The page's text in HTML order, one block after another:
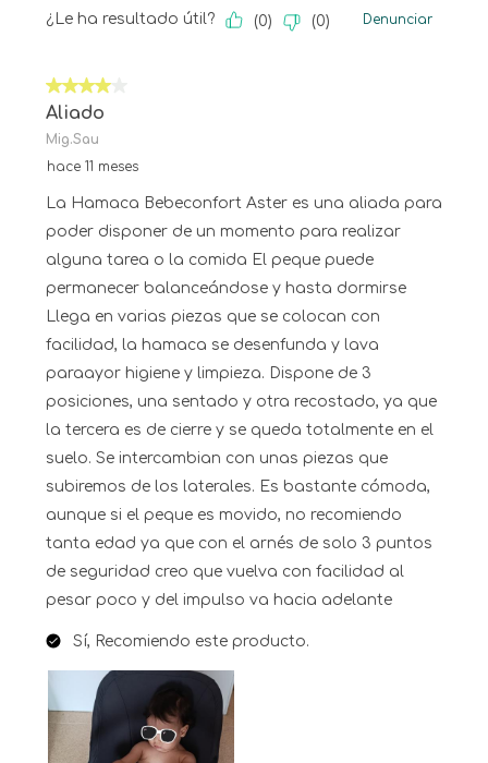
¿Le ha resultado útil? (0) (0) Denunciar
4 de 5 estrellas.
Aliado
Mig.Sau
hace 11 meses
La Hamaca Bebeconfort Aster es una aliada para
poder disponer de un momento para realizar
alguna tarea o la comida El peque puede
permanecer balanceándose y hasta dormirse
Llega en varias piezas que se colocan con
facilidad, la hamaca se desenfunda y lava
paraayor higiene y limpieza. Dispone de 3
posiciones, una sentado y otra recostado, ya que
la tercera es de cierre y se queda totalmente en el
suelo. Se intercambian con unas piezas que
subiremos de los laterales. Es bastante cómoda,
aunque si el peque es movido, no recomiendo
tanta edad ya que con el arnés de solo 3 puntos
de seguridad creo que vuelva con facilidad al
pesar poco y del impulso va hacia adelante
Sí, Recomiendo este producto.